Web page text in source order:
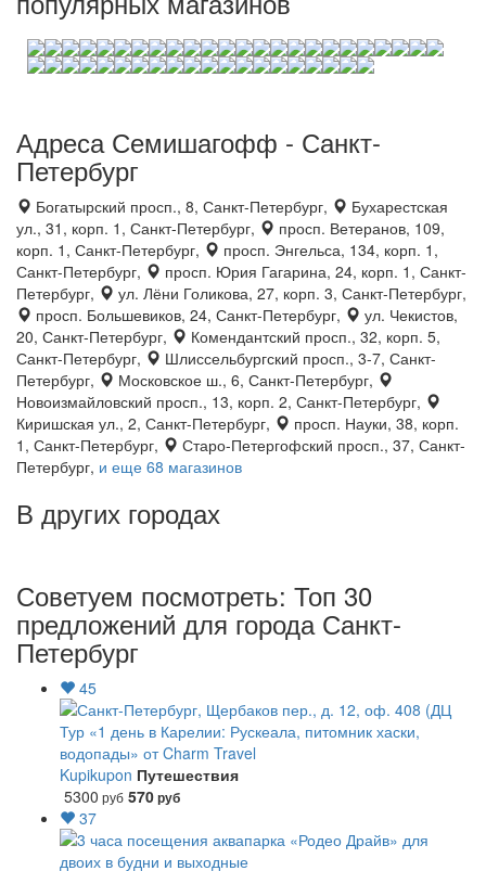
Адреса Семишагофф - Санкт-
Петербург
Богатырский просп., 8, Санкт-Петербург,
Бухарестская
ул., 31, корп. 1, Санкт-Петербург,
просп. Ветеранов, 109,
корп. 1, Санкт-Петербург,
просп. Энгельса, 134, корп. 1,
Санкт-Петербург,
просп. Юрия Гагарина, 24, корп. 1, Санкт-
Петербург,
ул. Лёни Голикова, 27, корп. 3, Санкт-Петербург,
просп. Большевиков, 24, Санкт-Петербург,
ул. Чекистов,
20, Санкт-Петербург,
Комендантский просп., 32, корп. 5,
Санкт-Петербург,
Шлиссельбургский просп., 3-7, Санкт-
Петербург,
Московское ш., 6, Санкт-Петербург,
Новоизмайловский просп., 13, корп. 2, Санкт-Петербург,
Киришская ул., 2, Санкт-Петербург,
просп. Науки, 38, корп.
1, Санкт-Петербург,
Старо-Петергофский просп., 37, Санкт-
Петербург, и еще 68 магазинов
В других городах
Советуем посмотреть: Топ 30
предложений для города Санкт-
Петербург
45
Тур «1 день в Карелии: Рускеала, питомник хаски,
водопады» от Charm Travel
Kupikupon Путешествия
5300 руб 570руб
37